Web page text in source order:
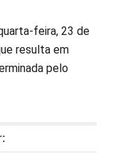
feira, 23 de
resulta em
pelo